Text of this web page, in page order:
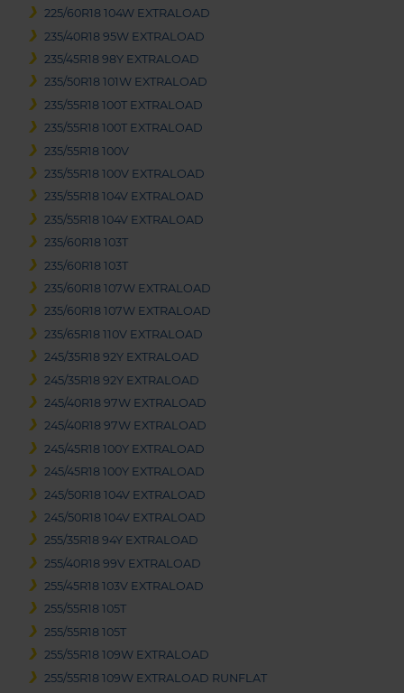
225/60R18 104W EXTRALOAD
235/40R18 95W EXTRALOAD
235/45R18 98Y EXTRALOAD
235/50R18 101W EXTRALOAD
235/55R18 100T EXTRALOAD
235/55R18 100T EXTRALOAD
235/55R18 100V
235/55R18 100V EXTRALOAD
235/55R18 104V EXTRALOAD
235/55R18 104V EXTRALOAD
235/60R18 103T
235/60R18 103T
235/60R18 107W EXTRALOAD
235/60R18 107W EXTRALOAD
235/65R18 110V EXTRALOAD
245/35R18 92Y EXTRALOAD
245/35R18 92Y EXTRALOAD
245/40R18 97W EXTRALOAD
245/40R18 97W EXTRALOAD
245/45R18 100Y EXTRALOAD
245/45R18 100Y EXTRALOAD
245/50R18 104V EXTRALOAD
245/50R18 104V EXTRALOAD
255/35R18 94Y EXTRALOAD
255/40R18 99V EXTRALOAD
255/45R18 103V EXTRALOAD
255/55R18 105T
255/55R18 105T
255/55R18 109W EXTRALOAD
255/55R18 109W EXTRALOAD RUNFLAT